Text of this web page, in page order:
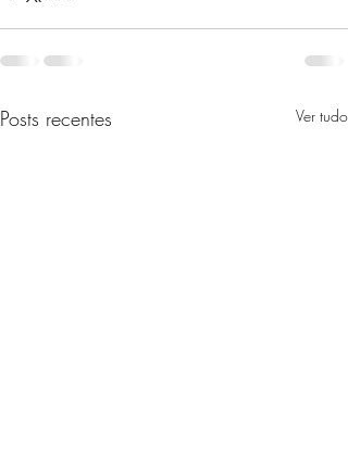
Posts recentes Ver tudo